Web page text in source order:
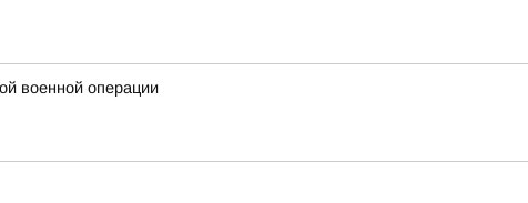
военной операции